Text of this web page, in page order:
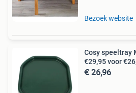
Bezoek website
Cosy speeltray
€29,95 voor
€ 26,96